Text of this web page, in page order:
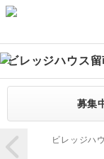
ビレッジハウス
募集
ビレッジハ